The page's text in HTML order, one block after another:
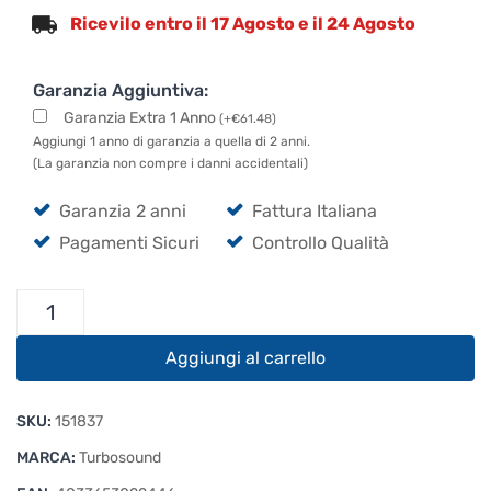
Ricevilo entro il 17 Agosto e il 24 Agosto
Garanzia Aggiuntiva:
Garanzia Extra 1 Anno (+€61.48)
Aggiungi 1 anno di garanzia a quella di 2 anni.
(La garanzia non compre i danni accidentali)
Garanzia 2 anni
Fattura Italiana
Pagamenti Sicuri
Controllo Qualità
Turbosound
Aggiungi al carrello
SKU: 151837
MARCA: Turbosound